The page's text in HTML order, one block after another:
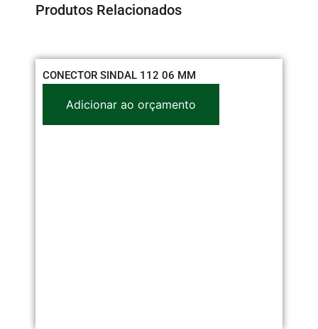
Produtos Relacionados
CONECTOR SINDAL 112 06 MM
Adicionar ao orçamento